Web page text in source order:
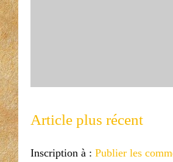
Article plus récent
Inscription à : Publier les